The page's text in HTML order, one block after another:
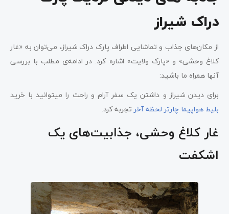
دراک شیراز
از مکان‌های جذاب و تماشایی اطراف پارک دراک شیراز، می‌توان به «غار
کلاغ وحشی» و «پارک ولایت» اشاره کرد. در ادامه‌ی مطلب با بررسی
آنها همراه ما باشید:
برای دیدن شیراز و داشتن یک سفر آرام و راحت را میتوانید با خرید
بلیط هواپیما چارتر لحظه آخرتجربه کرد.
غار کلاغ وحشی، جذابیت‌های یک
اشکفت